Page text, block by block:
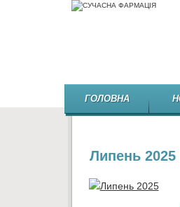
ГОЛОВНА
Липень 2025